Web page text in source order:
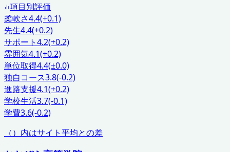
項目別評価
柔軟さ4.4(+0.1)
先生4.4(+0.2)
サポート4.2(+0.2)
雰囲気4.1(+0.2)
単位取得4.4(±0.0)
独自コース3.8(-0.2)
進路支援4.1(+0.2)
学校生活3.7(-0.1)
学費3.6(-0.2)
（）内はサイト平均との差